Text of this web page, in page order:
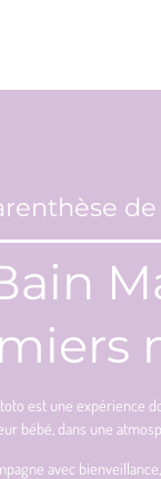
est une expérience
bébé, dans une
avec